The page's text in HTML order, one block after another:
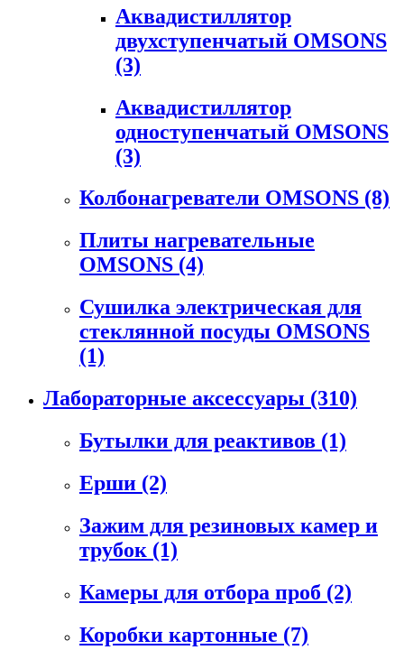
Аквадистиллятор
двухступенчатый OMSONS
(3)
Аквадистиллятор
одноступенчатый OMSONS
(3)
Колбонагреватели OMSONS (8)
Плиты нагревательные
OMSONS (4)
Сушилка электрическая для
стеклянной посуды OMSONS
(1)
Лабораторные аксессуары (310)
Бутылки для реактивов (1)
Ерши (2)
Зажим для резиновых камер и
трубок (1)
Камеры для отбора проб (2)
Коробки картонные (7)